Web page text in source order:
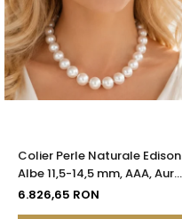
Colier Perle Naturale Edison
Albe 11,5-14,5 mm, AAA, Aur
Galben 14K | KASKADDA®
6.826,65 RON